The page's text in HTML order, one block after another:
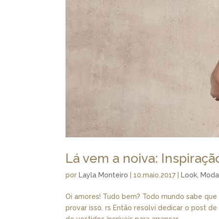
Lá vem a noiva:
por Layla Monteiro |10.maio.2017 Look, Moda
Oi amores! Tudo bem? Todo mundo sabe
provar isso. rs Então resolvi dedicar o post